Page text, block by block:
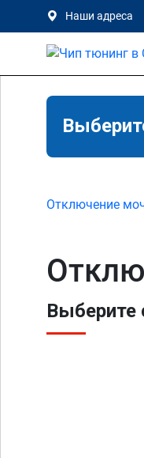
Наши адреса
Отключение
Выберите